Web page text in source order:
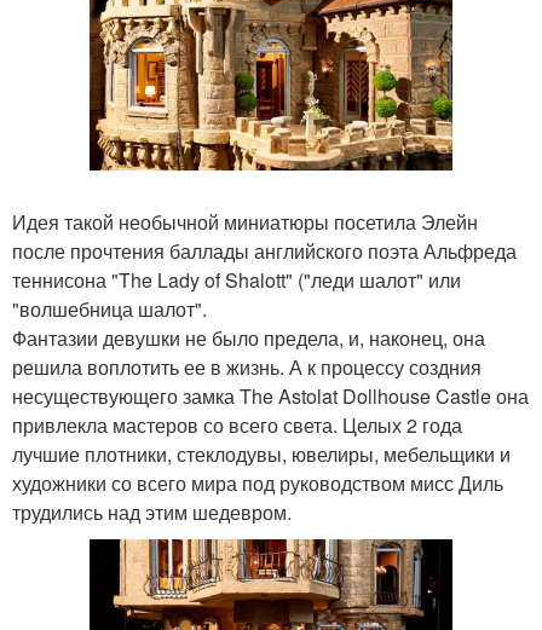
Идея такой необычной миниатюры посетила Элейн
после прочтения баллады английского поэта Альфреда
теннисона "The Lady of Shalott" ("леди шалот" или
"волшебница шалот".
Фантазии девушки не было предела, и, наконец, она
решила воплотить ее в жизнь. А к процессу создния
несуществующего замка The Astolat Dollhouse Castle она
привлекла мастеров со всего света. Целых 2 года
лучшие плотники, стеклодувы, ювелиры, мебельщики и
художники со всего мира под руководством мисс Диль
трудились над этим шедевром.